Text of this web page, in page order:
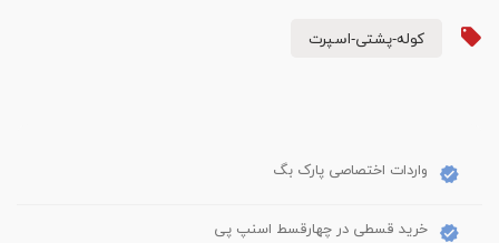
کوله-پشتی-اسپرت
واردات اختصاصی پارک بگ
خرید قسطی در چهارقسط اسنپ پی